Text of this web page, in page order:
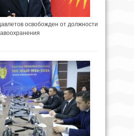
освобожден от должности